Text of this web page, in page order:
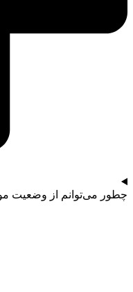
چطور می‌توانم از وضعیت